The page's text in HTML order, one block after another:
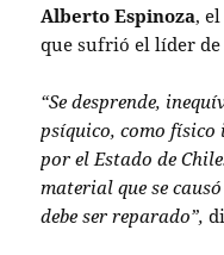
Alberto Espinoza,
que sufrió el líder
“Se desprende,
psíquico, como físico
por el Estado de
material que se
debe ser reparado”,